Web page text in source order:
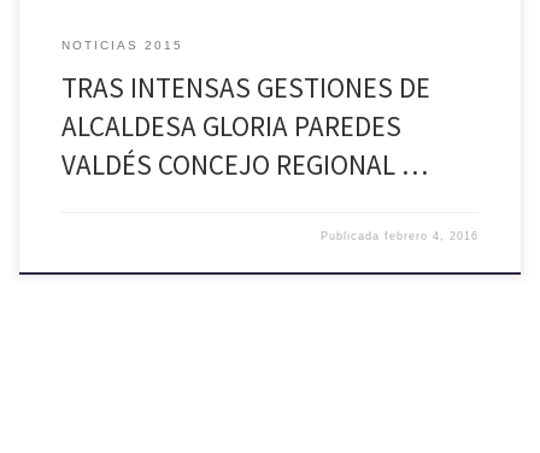
NOTICIAS 2015
TRAS INTENSAS GESTIONES DE
ALCALDESA GLORIA PAREDES
VALDÉS CONCEJO REGIONAL …
Publicadafebrero 4, 2016